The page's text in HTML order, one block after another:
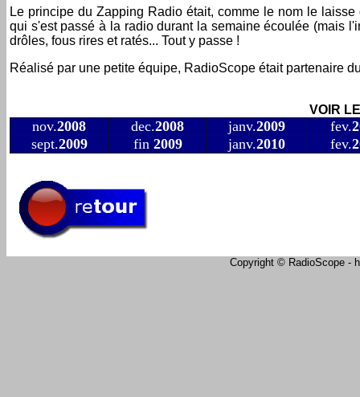
Le principe du Zapping Radio était, comme le nom le
qui s'est passé à la radio durant la semaine écoulée (mais
drôles, fous rires et ratés... Tout y passe !
Réalisé par une petite équipe, RadioScope était partenaire
VOIR
nov.2008 dec.2008 janv.2009 fev.
sept.2009 fin 2009 janv.2010 fev.
Copyright © RadioScope -